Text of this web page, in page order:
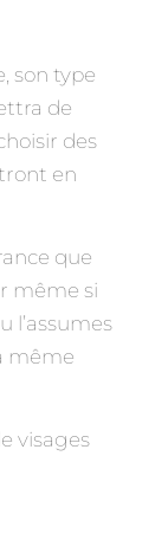
son type
de
des
en
que
même si
l’assumes
même
visages